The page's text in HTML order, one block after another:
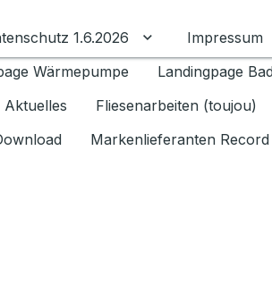
für Ratgeber umschalten
1.6.2026 Untermenü für
Impressum
Wärmepumpe Landingpage
Aktuelles Fliesenarbeiten (toujou)
Markenlieferanten Record